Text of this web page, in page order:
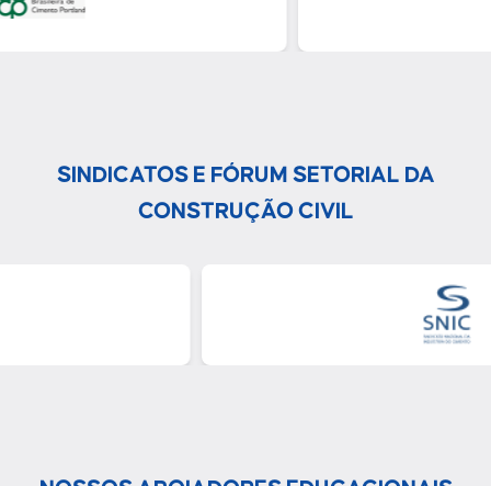
SINDICATOS E FÓRUM SETORIAL DA
CONSTRUÇÃO CIVIL